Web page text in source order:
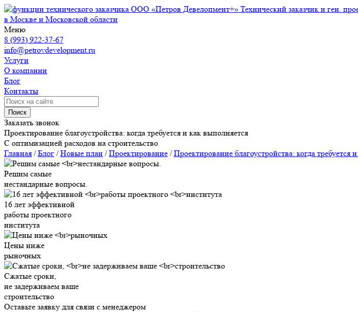
ООО «Петров Девелопмент+» Технический заказчик и ген.
в Москве и Московской области
Меню
8 (993) 922-37-67
info@petrovdevelopment.ru
Услуги
О компании
Блог
Контакты
Поиск
Заказать звонок
Проектирование благоустройства: когда требуется и как выполняется
С оптимизацией расходов на строительство
Главная /Блог /Новые план /Проектирование /Проектирование благоустройства: когда требуется
Решим самые
нестандарные вопросы.
16 лет эффективной
работы проектного
института
Цены ниже
рыночных
Сжатые сроки,
не задерживаем ваше
строительство
Оставьте заявку для связи с менеджером